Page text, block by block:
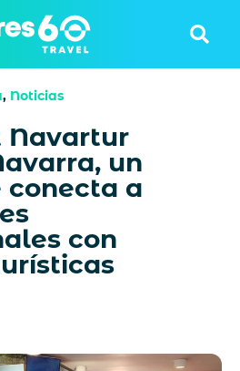
, Noticias
Navartur
un
conecta a
con